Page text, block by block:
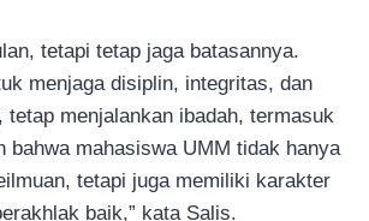
tetapi tetap jaga batasannya.
menjaga disiplin, integritas, dan
tetap menjalankan ibadah, termasuk
bahwa mahasiswa UMM tidak hanya
tetapi juga memiliki karakter
baik,” kata Salis.